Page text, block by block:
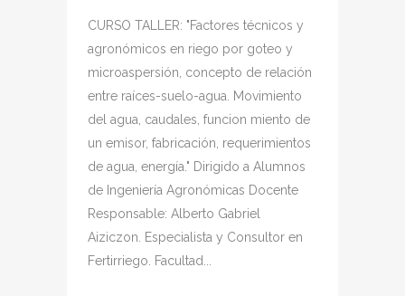
CURSO TALLER: "Factores técnicos y
agronómicos en riego por goteo y
microaspersión, concepto de relación
entre raíces-suelo-agua. Movimiento
del agua, caudales, funcion miento de
un emisor, fabricación, requerimientos
de agua, energía." Dirigido a Alumnos
de Ingeniería Agronómicas Docente
Responsable: Alberto Gabriel
Aiziczon. Especialista y Consultor en
Fertirriego. Facultad...